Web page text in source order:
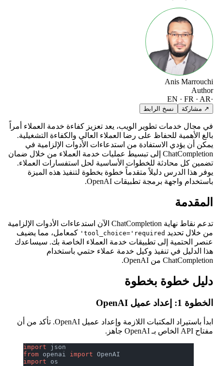
Anis Marrouchi
Author
EN · FR · AR
↗ مشاركة نسخ الرابط
في مجال خدمات تطوير الويب، يعد تعزيز كفاءة خدمة العملاء أمراً
بالغ الأهمية للحفاظ على رضا العملاء العالي والكفاءة التشغيلية.
يمكن أن يؤدي الاستفادة من استدعاءات الأدوات الإلزامية في
ChatCompletion إلى تبسيط عمليات خدمة العملاء من خلال ضمان
تضمين كل محادثة للخطوات الأساسية لحل استفسارات العملاء.
يوفر هذا الدرس دليلاً متقدماً خطوة بخطوة لتنفيذ هذه الميزة
باستخدام واجهة برمجة تطبيقات OpenAI.
المقدمة
تدعم نقاط نهاية ChatCompletion الآن استدعاءات الأدوات الإلزامية
من خلال تحديدtool_choice='required'
كمعامل، مما يضيف
عنصر الحتمية إلى تطبيقات خدمة العملاء الخاصة بك. سيساعدك
هذا الدليل في تنفيذ وكيل خدمة عملاء حتمي باستخدام
ChatCompletion من OpenAI.
دليل خطوة بخطوة
الخطوة 1: إعداد عميل OpenAI
ابدأ باستيراد المكتبات اللازمة وإعداد عميل OpenAI. تأكد من أن
مفتاح API الخاص بـ OpenAI جاهز.
import json
from openai import OpenAI
import os